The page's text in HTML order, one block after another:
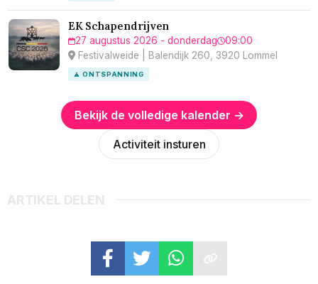
EK Schapendrijven
27 augustus 2026 - donderdag
09:00
Festivalweide | Balendijk 260, 3920 Lommel
🧘 ONTSPANNING
Bekijk de volledige kalender →
Activiteit insturen
ARTIKEL DELEN